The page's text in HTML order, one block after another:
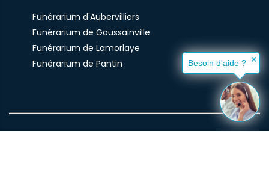
Funérarium d'Aubervilliers
Funérarium de Goussainville
Funérarium de Lamorlaye
Funérarium de Pantin
Besoin d'aide ? ✕